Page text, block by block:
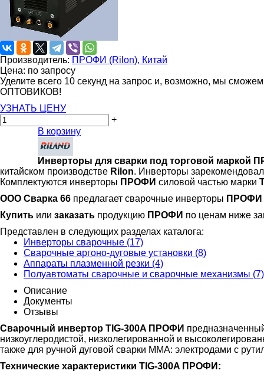
Производитель: ПРОФИ (Rilon), Китай
Цена: по запросу
Уделите всего 10 секунд на запрос и, возможно, мы
ОПТОВИКОВ!
УЗНАТЬ ЦЕНУ
+
В корзину
Инверторы для сварки под торговой маркой
китайском производстве Rilon. Инверторы
Комплектуются инверторы ПРОФИ силовой частью марки
ООО Сварка 66 предлагает сварочные инверторы ПРОФИ
Купить или заказать продукцию ПРОФИ по ценам ниже
Представлен в следующих разделах каталога:
Инверторы сварочные (17)
Сварочные аргоно-дуговые установки (8)
Аппараты плазменной резки (4)
Полуавтоматы сварочные и сварочные механизмы (7)
Описание
Документы
Отзывы
Сварочный инвертор TIG-300A ПРОФИ
низкоуглеродистой, низколегированной и
также для ручной дуговой сварки ММА: электродами с
Технические характеристики TIG-300A ПРОФИ: